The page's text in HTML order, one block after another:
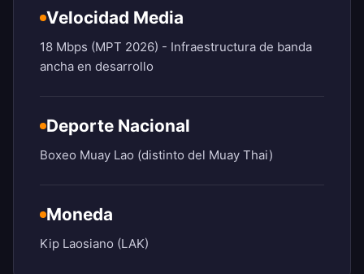
Velocidad Media
18 Mbps (MPT 2026) - Infraestructura de banda
ancha en desarrollo
Deporte Nacional
Boxeo Muay Lao (distinto del Muay Thai)
Moneda
Kip Laosiano (LAK)